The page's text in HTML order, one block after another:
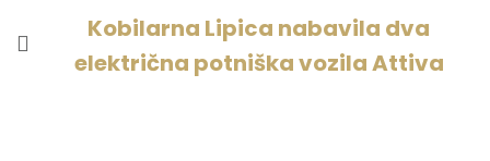
NAVIGACIJA
PRISPEVKA
Kobilarna Lipica nabavila dva
električna potniška vozila Attiva